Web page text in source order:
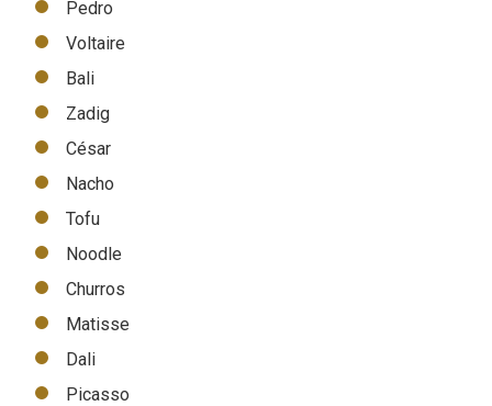
Pedro
Voltaire
Bali
Zadig
César
Nacho
Tofu
Noodle
Churros
Matisse
Dali
Picasso